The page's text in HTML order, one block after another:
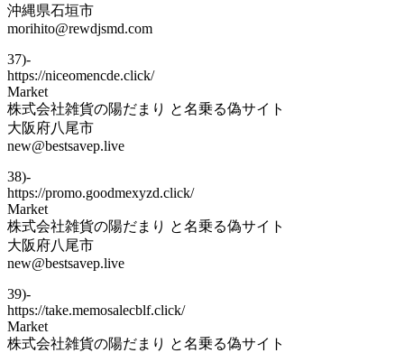
沖縄県石垣市
morihito@rewdjsmd.com
37)-
https://niceomencde.click/
Market
株式会社雑貨の陽だまり と名乗る偽サイト
大阪府八尾市
new@bestsavep.live
38)-
https://promo.goodmexyzd.click/
Market
株式会社雑貨の陽だまり と名乗る偽サイト
大阪府八尾市
new@bestsavep.live
39)-
https://take.memosalecblf.click/
Market
株式会社雑貨の陽だまり と名乗る偽サイト